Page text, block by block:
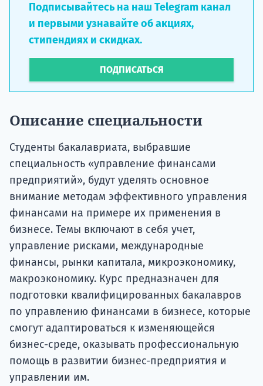
Подписывайтесь на наш Telegram канал
и первыми узнавайте об акциях,
стипендиях и скидках.
ПОДПИСАТЬСЯ
Описание специальности
Студенты бакалавриата, выбравшие
специальность «управление финансами
предприятий», будут уделять основное
внимание методам эффективного управления
финансами на примере их применения в
бизнесе. Темы включают в себя учет,
управление рисками, международные
финансы, рынки капитала, микроэкономику,
макроэкономику. Курс предназначен для
подготовки квалифицированных бакалавров
по управлению финансами в бизнесе, которые
смогут адаптироваться к изменяющейся
бизнес-среде, оказывать профессиональную
помощь в развитии бизнес-предприятия и
управлении им.